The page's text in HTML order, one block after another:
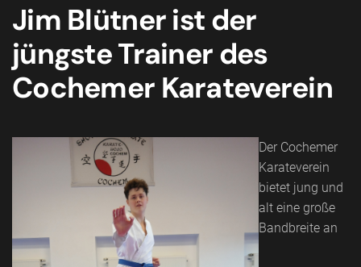
Jim Blütner ist der
jüngste Trainer des
Cochemer Karateverein
Der Cochemer
Karateverein
bietet jung und
alt eine große
Bandbreite an